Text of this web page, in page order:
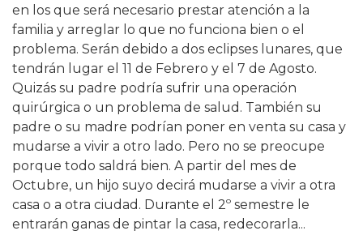
en los que será necesario prestar atención a la
familia y arreglar lo que no funciona bien o el
problema. Serán debido a dos eclipses lunares, que
tendrán lugar el 11 de Febrero y el 7 de Agosto.
Quizás su padre podría sufrir una operación
quirúrgica o un problema de salud. También su
padre o su madre podrían poner en venta su casa y
mudarse a vivir a otro lado. Pero no se preocupe
porque todo saldrá bien. A partir del mes de
Octubre, un hijo suyo decirá mudarse a vivir a otra
casa o a otra ciudad. Durante el 2º semestre le
entrarán ganas de pintar la casa, redecorarla...